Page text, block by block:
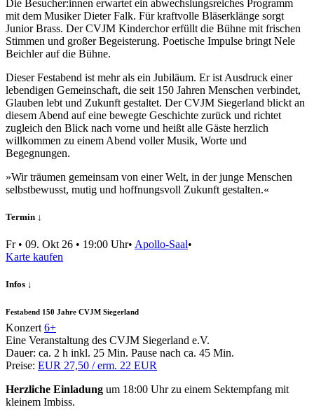
Die Besucher:innen erwartet ein abwechslungsreiches Programm
mit dem Musiker Dieter Falk. Für kraftvolle Bläserklänge sorgt
Junior Brass. Der CVJM Kinderchor erfüllt die Bühne mit frischen
Stimmen und großer Begeisterung. Poetische Impulse bringt Nele
Beichler auf die Bühne.
Dieser Festabend ist mehr als ein Jubiläum. Er ist Ausdruck einer
lebendigen Gemeinschaft, die seit 150 Jahren Menschen verbindet,
Glauben lebt und Zukunft gestaltet. Der CVJM Siegerland blickt an
diesem Abend auf eine bewegte Geschichte zurück und richtet
zugleich den Blick nach vorne und heißt alle Gäste herzlich
willkommen zu einem Abend voller Musik, Worte und
Begegnungen.
»Wir träumen gemeinsam von einer Welt, in der junge Menschen
selbstbewusst, mutig und hoffnungsvoll Zukunft gestalten.«
Termin ↓
Fr• 09. Okt 26 • 19:00 Uhr• Apollo-Saal•
Karte kaufen
Infos ↓
Festabend 150 Jahre CVJM Siegerland
Konzert 6+
Eine Veranstaltung des CVJM Siegerland e.V.
Dauer: ca. 2 h inkl. 25 Min. Pause nach ca. 45 Min.
Preise: EUR 27,50 / erm. 22 EUR
Herzliche Einladung um 18:00 Uhr zu einem Sektempfang mit
kleinem Imbiss.